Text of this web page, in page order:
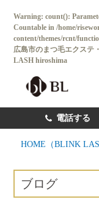
Warning: count():
Countable in/home/
content/themes/rcnt/
広島市のまつ毛エクステ
LASH hiroshima
電話する
HOME（BLINK
ブログ